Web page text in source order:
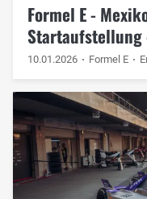
Formel E -
Startaufstellung
10.01.2026 Formel E